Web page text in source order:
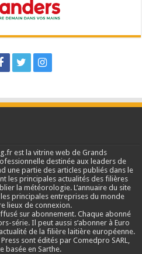
est la vitrine web de Grands
destinée aux leaders de
une partie des articles publiés dans le
les principales actualités des filières
la météorologie. L’annuaire du site
principales entreprises du monde
lieux de connexion.
sur abonnement. Chaque abonné
série. Il peut aussi s’abonner à Euro
de la filière laitière européenne.
sont édités par Comedpro SARL,
basée en Sarthe.